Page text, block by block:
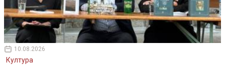
10.08.2026
Култура